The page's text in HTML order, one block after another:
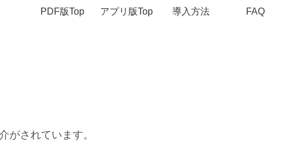
PDF版Top アプリ版Top 導入方法 FAQ
がされています。